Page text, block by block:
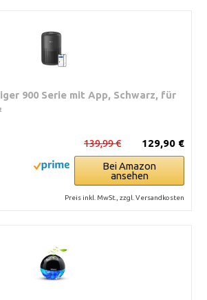
900 Serie mit App, Schwarz, für
129,90 €
139,99 €
Bei Amazon
ansehen
Preis inkl. MwSt., zzgl. Versandkosten